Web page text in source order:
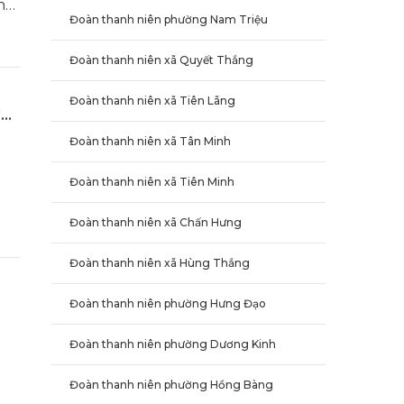
Đoàn thanh niên phường Nam Triệu
Đoàn thanh niên xã Quyết Thắng
Đoàn thanh niên xã Tiên Lãng
Đoàn thanh niên xã Tân Minh
Đoàn thanh niên xã Tiên Minh
Đoàn thanh niên xã Chấn Hưng
Đoàn thanh niên xã Hùng Thắng
Đoàn thanh niên phường Hưng Đạo
Đoàn thanh niên phường Dương Kinh
Đoàn thanh niên phường Hồng Bàng